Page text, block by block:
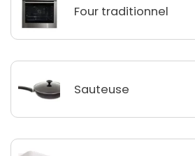
Four traditionnel
Sauteuse